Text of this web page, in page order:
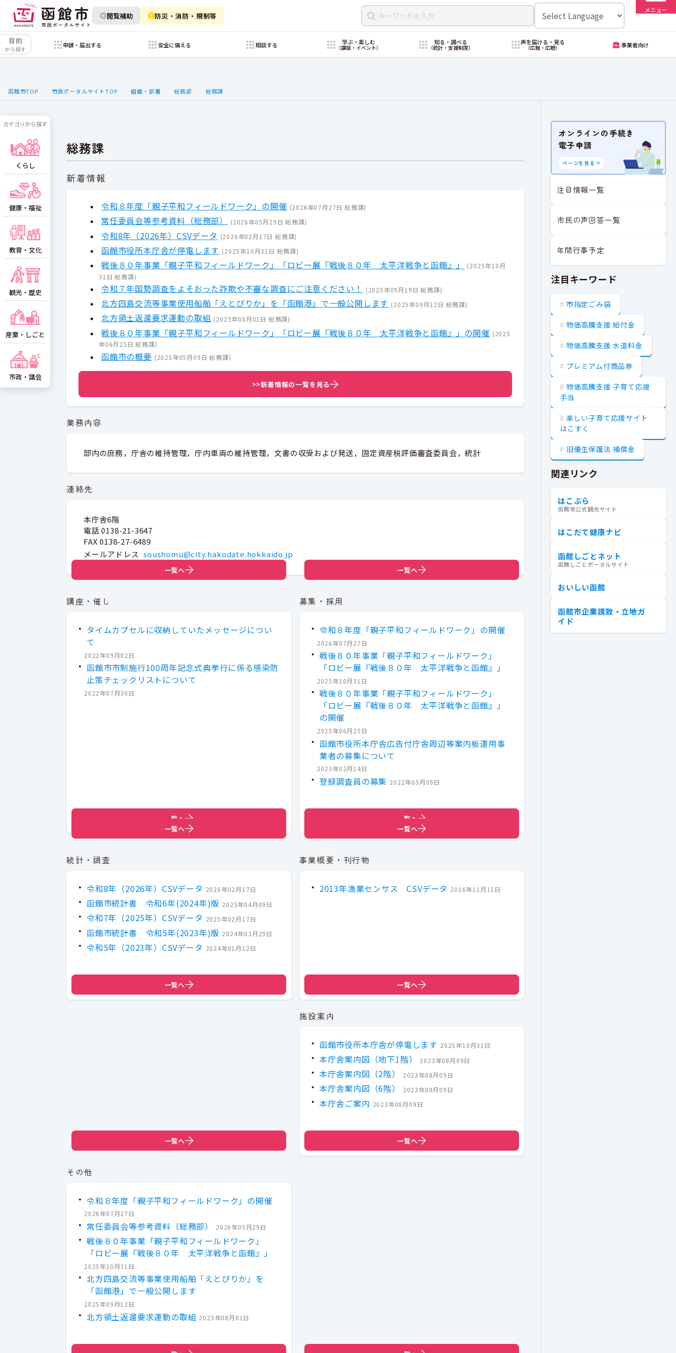
閲覧補助 防災・消防・規制等
メニュー
目的
から探す
申請・届出する 安全に備える 相談する 学ぶ・楽しむ
（講座・イベント）
知る・調べる
（統計・支援制度）
声を届ける・見る
（広報・広聴） 事業者向け
函館市TOP 市政ポータルサイトTOP 組織・部署 総務部 総務課
総務課
新着情報
令和８年度「親子平和フィールドワーク」の開催 (2026年07月27日 総務課)
常任委員会等参考資料（総務部） (2026年05月29日 総務課)
令和8年（2026年）CSVデータ (2026年02月17日 総務課)
函館市役所本庁舎が停電します (2025年10月31日 総務課)
戦後８０年事業「親子平和フィールドワーク」「ロビー展『戦後８０年 太平洋戦争と函館』」 (2025年10月
31日 総務課)
令和７年国勢調査をよそおった詐欺や不審な調査にご注意ください！ (2025年09月19日 総務課)
北方四島交流等事業使用船舶「えとぴりか」を「函館港」で一般公開します (2025年09月12日 総務課)
北方領土返還要求運動の取組 (2025年08月01日 総務課)
戦後８０年事業「親子平和フィールドワーク」「ロビー展『戦後８０年 太平洋戦争と函館』」の開催 (2025
年06月25日 総務課)
函館市の概要 (2025年05月09日 総務課)
>>新着情報の一覧を見る
業務内容
部内の庶務，庁舎の維持管理，庁内車両の維持管理，文書の収受および発送，固定資産税評価審査委員会，統計
連絡先
本庁舎6階
電話 0138-21-3647
FAX 0138-27-6489
メールアドレス soushomu@city.hakodate.hokkaido.jp
一覧へ 一覧へ
講座・催し
タイムカプセルに収納していたメッセージについ
て
2022年09月02日
函館市市制施行100周年記念式典挙行に係る感染防
止策チェックリストについて
2022年07月30日
一覧へ
募集・採用
令和８年度「親子平和フィールドワーク」の開催
2026年07月27日
戦後８０年事業「親子平和フィールドワーク」
「ロビー展『戦後８０年 太平洋戦争と函館』」
2025年10月31日
戦後８０年事業「親子平和フィールドワーク」
「ロビー展『戦後８０年 太平洋戦争と函館』」
の開催
2025年06月25日
函館市役所本庁舎広告付庁舎周辺等案内板運用事
業者の募集について
2023年02月14日
登録調査員の募集 2022年05月09日
一覧へ
一覧へ
一覧へ
統計・調査
令和8年（2026年）CSVデータ 2026年02月17日
函館市統計書 令和6年(2024年)版 2025年04月09日
令和7年（2025年）CSVデータ 2025年02月17日
函館市統計書 令和5年(2023年)版 2024年03月29日
令和5年（2023年）CSVデータ 2024年01月12日
一覧へ
事業概要・刊行物
2013年漁業センサス CSVデータ 2016年11月11日
一覧へ
一覧へ
施設案内
函館市役所本庁舎が停電します 2025年10月31日
本庁舎案内図（地下1階） 2023年08月09日
本庁舎案内図（2階） 2023年08月09日
本庁舎案内図（6階） 2023年08月09日
本庁舎ご案内 2023年08月09日
一覧へ
その他
令和８年度「親子平和フィールドワーク」の開催
2026年07月27日
常任委員会等参考資料（総務部） 2026年05月29日
戦後８０年事業「親子平和フィールドワーク」
「ロビー展『戦後８０年 太平洋戦争と函館』」
2025年10月31日
北方四島交流等事業使用船舶「えとぴりか」を
「函館港」で一般公開します
2025年09月12日
北方領土返還要求運動の取組 2025年08月01日
カテゴリから探す
くらし
健康・福祉
教育・文化
観光・歴史
産業・しごと
市政・議会
オンラインの手続き
電子申請
ページを見る
注目情報一覧
市民の声回答一覧
年間行事予定
注目キーワード
市指定ごみ袋
物価高騰支援 給付金
物価高騰支援 水道料金
プレミアム付商品券
物価高騰支援 子育て応援
手当
楽しい子育て応援サイト
はこすく
旧優生保護法 補償金
関連リンク
はこぶら
函館市公式観光サイト
はこだて健康ナビ
函館しごとネット
函館しごとポータルサイト
おいしい函館
函館市企業誘致・立地ガ
イド